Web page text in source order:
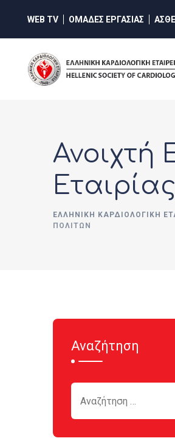
content
WEB TV ΟΜΑΔΕΣ ΕΡΓΑΣΙΑΣ
Ανοιχτή
ΕΛΛΗΝΙΚΉ ΚΑΡΔΙΟΛΟΓΙΚΉ
ΠΟΛΙΤΏΝ
Αναζήτηση